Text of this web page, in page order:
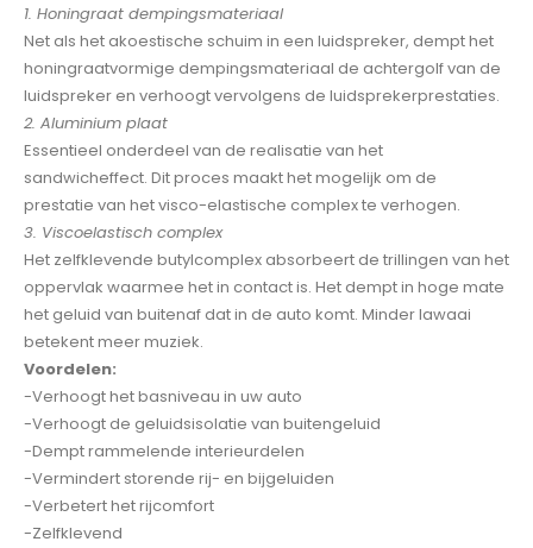
1. Honingraat dempingsmateriaal
Net als het akoestische schuim in een luidspreker, dempt het
honingraatvormige dempingsmateriaal de achtergolf van de
luidspreker en verhoogt vervolgens de luidsprekerprestaties.
2. Aluminium plaat
Essentieel onderdeel van de realisatie van het
sandwicheffect. Dit proces maakt het mogelijk om de
prestatie van het visco-elastische complex te verhogen.
3. Viscoelastisch complex
Het zelfklevende butylcomplex absorbeert de trillingen van het
oppervlak waarmee het in contact is. Het dempt in hoge mate
het geluid van buitenaf dat in de auto komt. Minder lawaai
betekent meer muziek.
Voordelen:
-Verhoogt het basniveau in uw auto
-Verhoogt de geluidsisolatie van buitengeluid
-Dempt rammelende interieurdelen
-Vermindert storende rij- en bijgeluiden
-Verbetert het rijcomfort
-Zelfklevend